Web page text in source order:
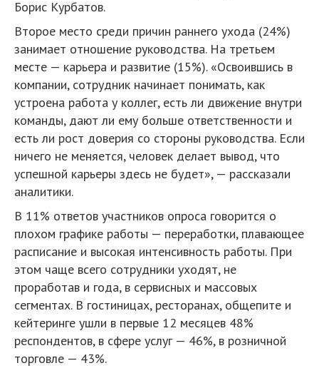
Борис Курбатов.
Второе место среди причин раннего ухода (24%)
занимает отношение руководства. На третьем
месте — карьера и развитие (15%). «Освоившись в
компании, сотрудник начинает понимать, как
устроена работа у коллег, есть ли движение внутри
команды, дают ли ему больше ответственности и
есть ли рост доверия со стороны руководства. Если
ничего не меняется, человек делает вывод, что
успешной карьеры здесь не будет», — рассказали
аналитики.
В 11% ответов участников опроса говорится о
плохом графике работы — переработки, плавающее
расписание и высокая интенсивность работы. При
этом чаще всего сотрудники уходят, не
проработав и года, в сервисных и массовых
сегментах. В гостиницах, ресторанах, общепите и
кейтеринге ушли в первые 12 месяцев 48%
респондентов, в сфере услуг — 46%, в розничной
торговле — 43%.